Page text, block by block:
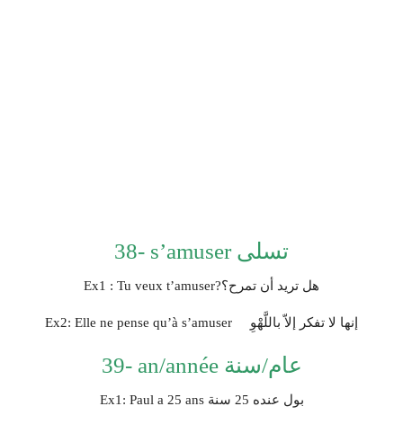
38- s’amuser تسلى
Ex1 : Tu veux t’amuser?هل تريد أن تمرح؟
Ex2: Elle ne pense qu’à s’amuser إنها ﻻ تفكر إﻻّ باللَّهْوِ
39- an/année عام/سنة
Ex1: Paul a 25 ans بول عنده 25 سنة